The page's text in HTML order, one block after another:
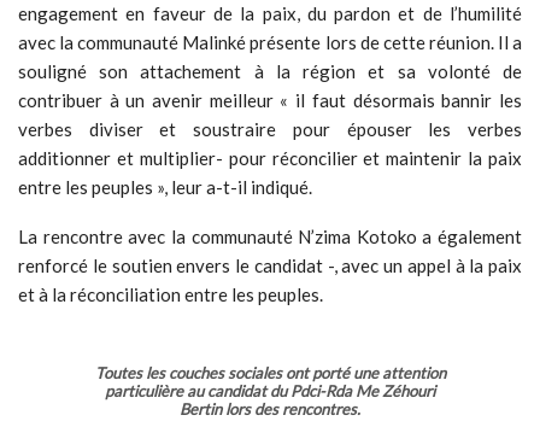
engagement en faveur de la paix, du pardon et de l’humilité
avec la communauté Malinké présente lors de cette réunion. Il a
souligné son attachement à la région et sa volonté de
contribuer à un avenir meilleur « il faut désormais bannir les
verbes diviser et soustraire pour épouser les verbes
additionner et multiplier- pour réconcilier et maintenir la paix
entre les peuples », leur a-t-il indiqué.
La rencontre avec la communauté N’zima Kotoko a également
renforcé le soutien envers le candidat -, avec un appel à la paix
et à la réconciliation entre les peuples.
Toutes les couches sociales ont porté une attention
particulière au candidat du Pdci-Rda Me Zéhouri
Bertin lors des rencontres.